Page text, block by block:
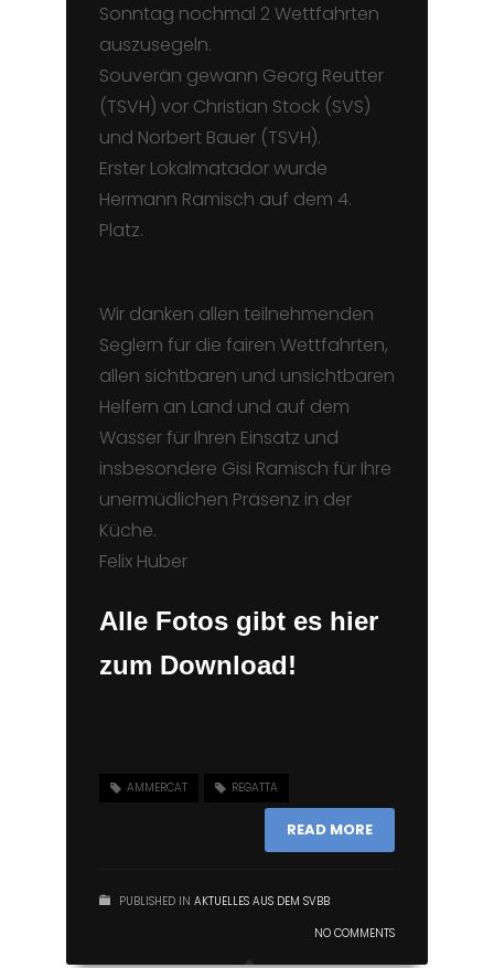
Sonntag nochmal 2 Wettfahrten
auszusegeln.
Souverän gewann Georg Reutter
(TSVH) vor Christian Stock (SVS)
und Norbert Bauer (TSVH).
Erster Lokalmatador wurde
Hermann Ramisch auf dem 4.
Platz.
Wir danken allen teilnehmenden
Seglern für die fairen Wettfahrten,
allen sichtbaren und unsichtbaren
Helfern an Land und auf dem
Wasser für Ihren Einsatz und
insbesondere Gisi Ramisch für Ihre
unermüdlichen Präsenz in der
Küche.
Felix Huber
Alle Fotos gibt es hier
zum Download!
AMMERCAT REGATTA
READ MORE
PUBLISHED IN AKTUELLES AUS DEM SVBB
NO COMMENTS